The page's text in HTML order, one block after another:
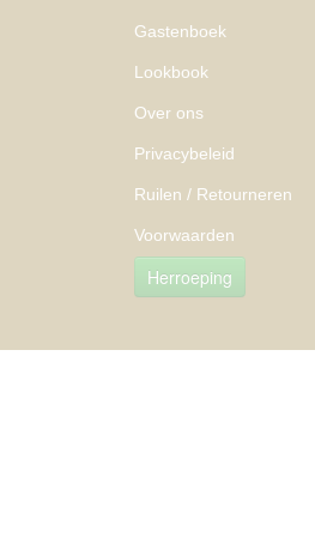
Gastenboek
Lookbook
Over ons
Privacybeleid
Ruilen / Retourneren
Voorwaarden
Herroeping